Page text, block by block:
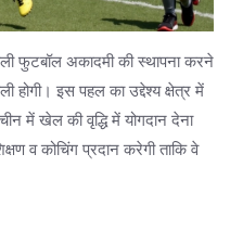
फुटबॉल अकादमी की स्थापना करने
होगी। इस पहल का उद्देश्य क्षेत्र में
में खेल की वृद्धि में योगदान देना
व कोचिंग प्रदान करेगी ताकि वे